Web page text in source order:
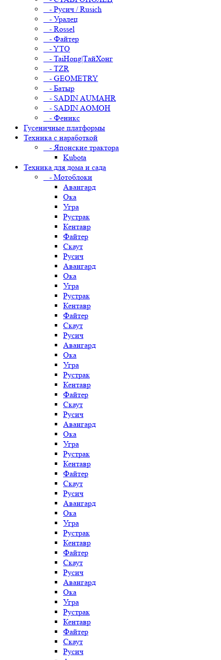
- Русич / Rusich
- Уралец
- Rossel
- Файтер
- YTO
- TaiHong|ТайХонг
- TZR
- GEOMETRY
- Батыр
- SADIN AUMAHR
- SADIN AOMOH
- Феникс
Гусеничные платформы
Техника с наработкой
- Японские трактора
Kubota
Техника для дома и сада
- Мотоблоки
Авангард
Ока
Угра
Рустрак
Кентавр
Файтер
Скаут
Русич
Авангард
Ока
Угра
Рустрак
Кентавр
Файтер
Скаут
Русич
Авангард
Ока
Угра
Рустрак
Кентавр
Файтер
Скаут
Русич
Авангард
Ока
Угра
Рустрак
Кентавр
Файтер
Скаут
Русич
Авангард
Ока
Угра
Рустрак
Кентавр
Файтер
Скаут
Русич
Авангард
Ока
Угра
Рустрак
Кентавр
Файтер
Скаут
Русич